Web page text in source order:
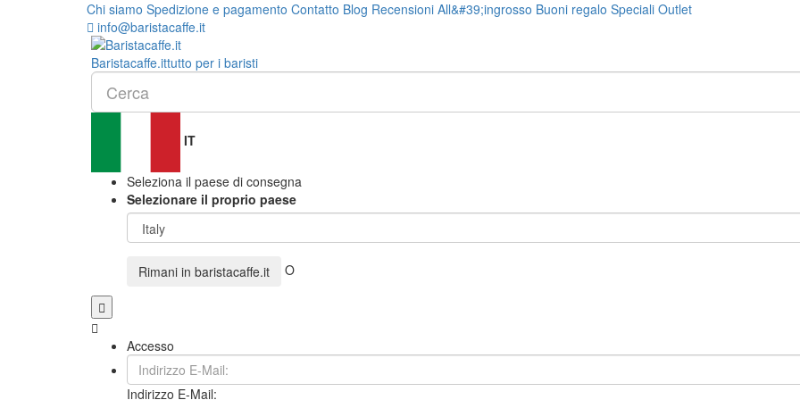
Chi siamo Spedizione e pagamento Contatto Blog Recensioni All&#39;ingrosso Buoni regalo Speciali Outlet
info@baristacaffe.it
Baristacaffe.ittutto per i baristi
IT
Seleziona il paese di consegna
Selezionare il proprio paese
Rimani in baristacaffe.it O
Accesso
Indirizzo E-Mail: